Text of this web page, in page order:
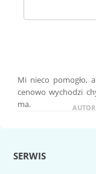
Mi nieco pomogło,
cenowo wychodzi
ma.
SERWIS